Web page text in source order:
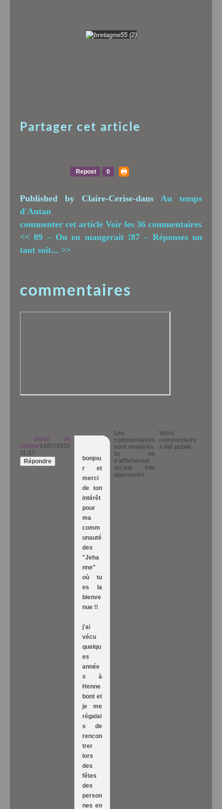
Partager cet article
Repost 0
Published by Claire-Cerise-dans Au temps
d'Antan
commenter cet article Voir les 36 commentaires
<< 89 – On en mangerait !87 – Réponses un
tant soit... >>
commentaires
dame de
choeur14/07/2010
11:17
Répondre
bonjou
r et
merci
de ton
intérêt
pour
ma
comm
unauté
des
"Jeha
nne"
où tu
es la
bienve
nue !!
j'ai
vécu
quelqu
es
année
s à
Henne
bont et
je me
régalai
s de
rencon
trer
lors
des
fêtes
des
person
nes en
Les
commentaires
sont modérés.
Ils ne
s'afficheront
qu'une fois
approuvés.
Votre
commentaire
a été publié.